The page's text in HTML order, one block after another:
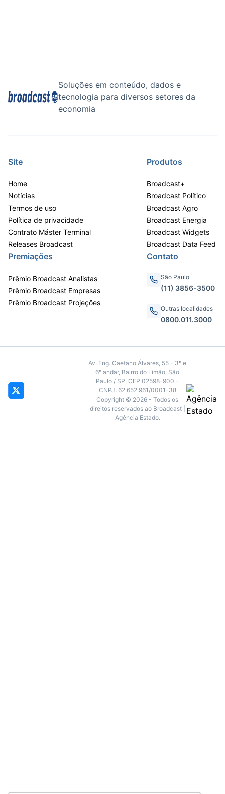
Soluções em conteúdo, dados e
tecnologia para diversos setores da
economia
Site
Home
Notícias
Termos de uso
Política de privacidade
Contrato Máster Terminal
Releases Broadcast
Produtos
Broadcast+
Broadcast Político
Broadcast Agro
Broadcast Energia
Broadcast Widgets
Broadcast Data Feed
Premiações
Prêmio Broadcast Analistas
Prêmio Broadcast Empresas
Prêmio Broadcast Projeções
Contato
São Paulo
(11) 3856-3500
Outras localidades
0800.011.3000
Av. Eng. Caetano Álvares, 55 - 3º e
6º andar, Bairro do Limão, São
Paulo / SP, CEP 02598-900 -
CNPJ: 62.652.961/0001-38
Copyright © 2026 - Todos os
direitos reservados ao Broadcast |
Agência Estado.